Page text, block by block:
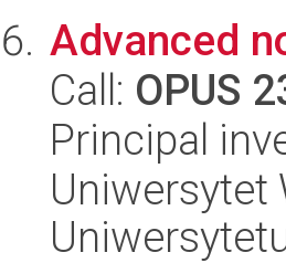
Advanced
Call: OPUS
Principal
Uniwersytet